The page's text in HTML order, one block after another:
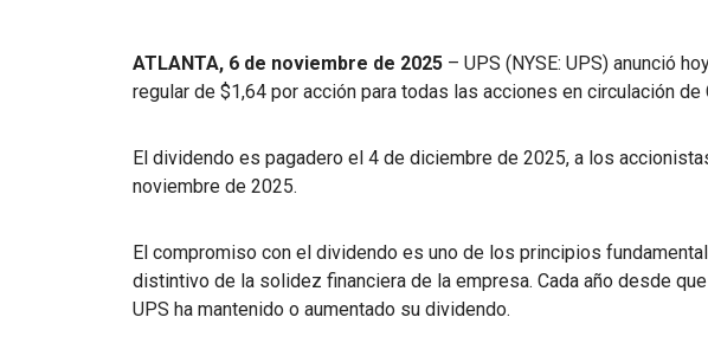
ATLANTA, 6 de noviembre de 2025 – UPS (NYSE: UPS) anunció
regular de $1,64 por acción para todas las acciones en circulación de
El dividendo es pagadero el 4 de diciembre de 2025, a los
noviembre de 2025.
El compromiso con el dividendo es uno de los principios
distintivo de la solidez financiera de la empresa. Cada año desde
UPS ha mantenido o aumentado su dividendo.